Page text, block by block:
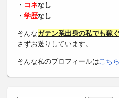
・ コネなし
・ 学歴なし
そんなガテン系出身の私でも稼
さずお送りしています。
そんな私のプロフィールはこちら